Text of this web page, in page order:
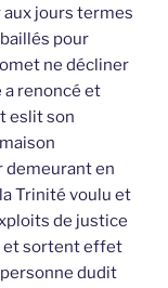
jours termes
pour
ne décliner
renoncé et
eslit son
demeurant en
Trinité voulu et
de justice
et sortent effet
dudit